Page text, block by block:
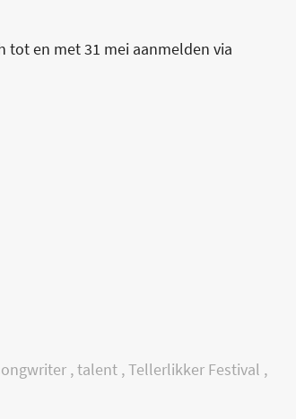
tot en met 31 mei aanmelden via
,talent ,Tellerlikker Festival ,